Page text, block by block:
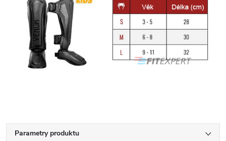
Parametry produktu